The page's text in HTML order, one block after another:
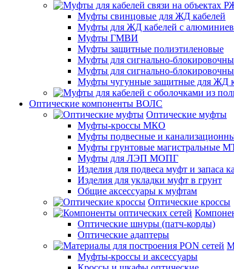
Муфты свинцовые для ЖД кабелей
Муфты для ЖД кабелей с
Муфты ГМВИ
Муфты защитные полиэтиленовые
Муфты для сигнально-
Муфты для сигнально-
Муфты чугунные защитные для ЖД
Оптические компоненты ВОЛС
Оптические муфты
Муфты-кроссы МКО
Муфты подвесные и
Муфты грунтовые магистральные
Муфты для ЛЭП МОПГ
Изделия для подвеса муфт и запаса
Изделия для укладки муфт в грунт
Общие аксессуары к муфтам
Оптические кроссы
Оптические шнуры (патч-корды)
Оптические адаптеры
Муфты-кроссы и аксессуары